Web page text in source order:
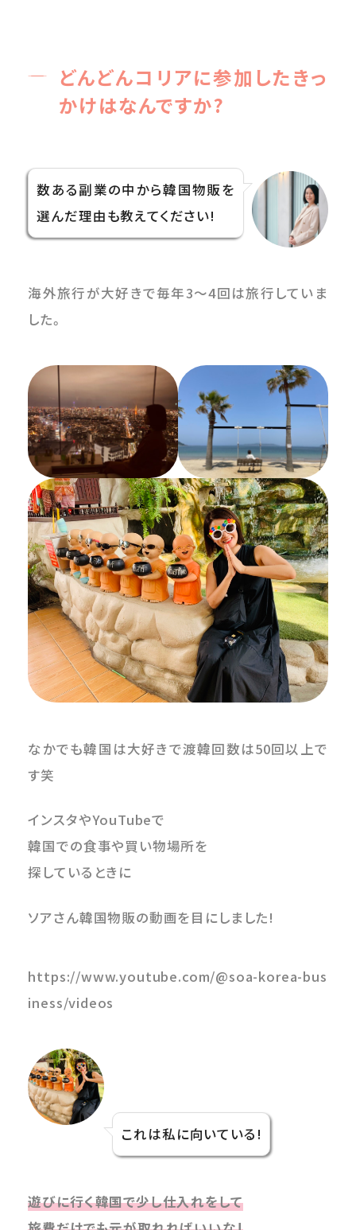
どんどんコリアに参加したきっ
かけはなんですか?
数ある副業の中から韓国物販を
選んだ理由も教えてください!
海外旅行が大好きで毎年3〜4回は旅行していま
した。
なかでも韓国は大好きで渡韓回数は50回以上で
す笑
インスタやYouTubeで
韓国での食事や買い物場所を
探しているときに
ソアさん韓国物販の動画を目にしました!
https://www.youtube.com/@soa-korea-bus
iness/videos
これは私に向いている!
遊びに行く韓国で少し仕入れをして